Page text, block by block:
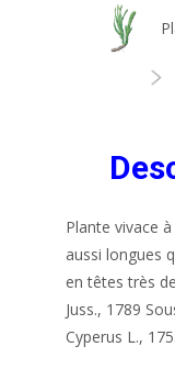
Plante vivace
aussi longues
en têtes très
Juss., 1789
Cyperus L.,